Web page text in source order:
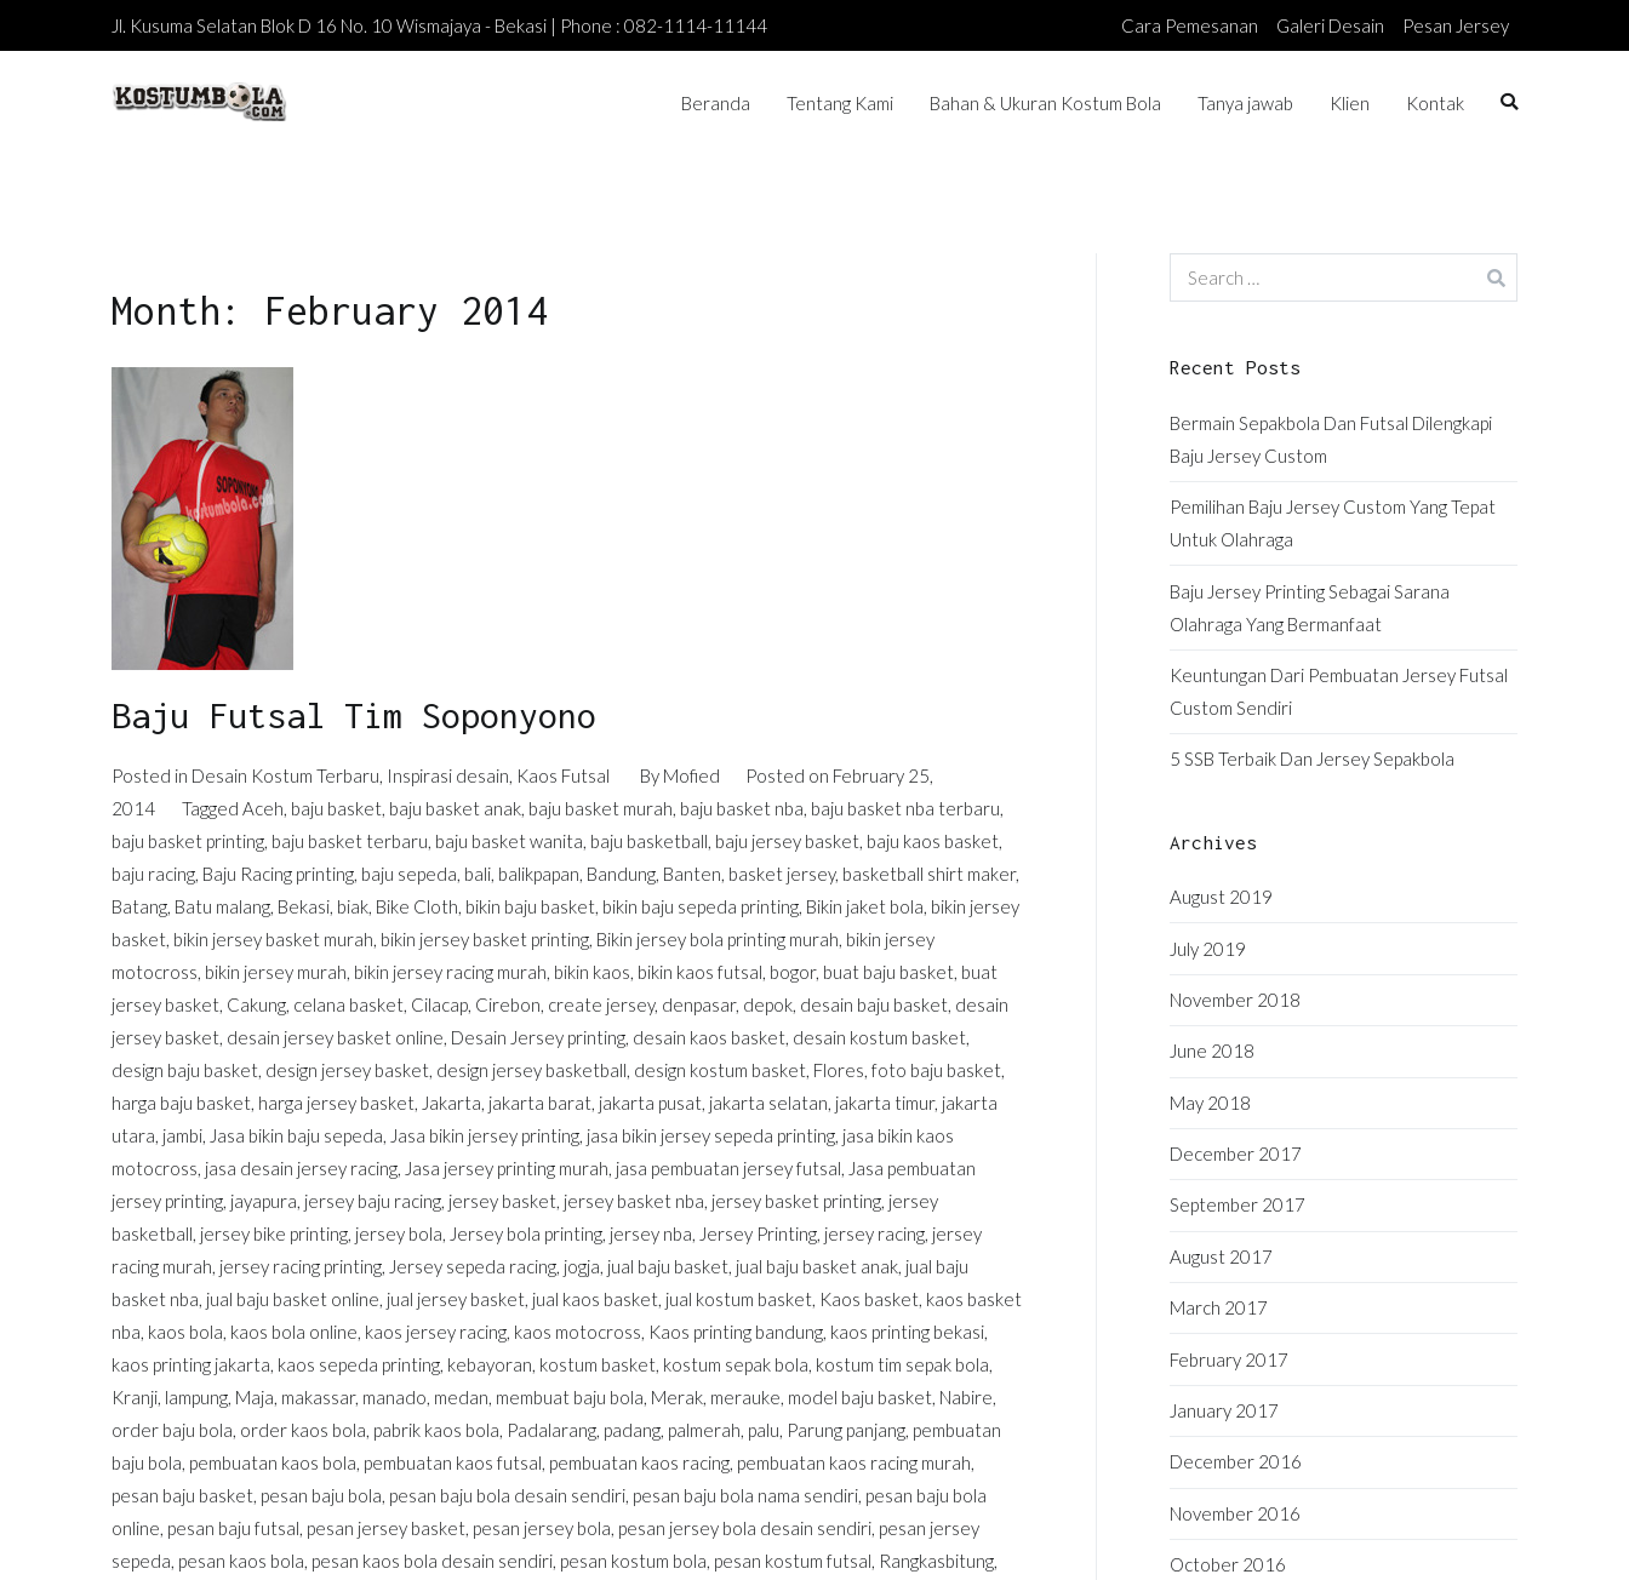
to
Jl. Kusuma Selatan Blok D 16 No. 10 Wismajaya - Bekasi | Phone : 082-1114-11144 Cara Pemesanan Galeri Desain Pesan Jersey
Beranda Tentang Kami Bahan & Ukuran Kostum Bola Tanya jawab Klien Kontak
Month: February 2014
Baju Futsal Tim Soponyono
Posted in Desain Kostum Terbaru, Inspirasi desain, Kaos Futsal By Mofied Posted on February 25,
2014
Tagged Aceh, baju basket, baju basket anak, baju basket murah, baju basket nba, baju basket nba terbaru,
baju basket printing, baju basket terbaru, baju basket wanita, baju basketball, baju jersey basket, baju kaos basket,
baju racing, Baju Racing printing, baju sepeda, bali, balikpapan, Bandung, Banten, basket jersey, basketball shirt maker,
Batang, Batu malang, Bekasi, biak, Bike Cloth, bikin baju basket, bikin baju sepeda printing, Bikin jaket bola, bikin jersey
basket, bikin jersey basket murah, bikin jersey basket printing, Bikin jersey bola printing murah, bikin jersey
motocross, bikin jersey murah, bikin jersey racing murah, bikin kaos, bikin kaos futsal, bogor, buat baju basket, buat
jersey basket, Cakung, celana basket, Cilacap, Cirebon, create jersey, denpasar, depok, desain baju basket, desain
jersey basket, desain jersey basket online, Desain Jersey printing, desain kaos basket, desain kostum basket,
design baju basket, design jersey basket, design jersey basketball, design kostum basket, Flores, foto baju basket,
harga baju basket, harga jersey basket, Jakarta, jakarta barat, jakarta pusat, jakarta selatan, jakarta timur, jakarta
utara, jambi, Jasa bikin baju sepeda, Jasa bikin jersey printing, jasa bikin jersey sepeda printing, jasa bikin kaos
motocross, jasa desain jersey racing, Jasa jersey printing murah, jasa pembuatan jersey futsal, Jasa pembuatan
jersey printing, jayapura, jersey baju racing, jersey basket, jersey basket nba, jersey basket printing, jersey
basketball, jersey bike printing, jersey bola, Jersey bola printing, jersey nba, Jersey Printing, jersey racing, jersey
racing murah, jersey racing printing, Jersey sepeda racing, jogja, jual baju basket, jual baju basket anak, jual baju
basket nba, jual baju basket online, jual jersey basket, jual kaos basket, jual kostum basket, Kaos basket, kaos basket
nba, kaos bola, kaos bola online, kaos jersey racing, kaos motocross, Kaos printing bandung, kaos printing bekasi,
kaos printing jakarta, kaos sepeda printing, kebayoran, kostum basket, kostum sepak bola, kostum tim sepak bola,
Kranji, lampung, Maja, makassar, manado, medan, membuat baju bola, Merak, merauke, model baju basket, Nabire,
order baju bola, order kaos bola, pabrik kaos bola, Padalarang, padang, palmerah, palu, Parung panjang, pembuatan
baju bola, pembuatan kaos bola, pembuatan kaos futsal, pembuatan kaos racing, pembuatan kaos racing murah,
pesan baju basket, pesan baju bola, pesan baju bola desain sendiri, pesan baju bola nama sendiri, pesan baju bola
online, pesan baju futsal, pesan jersey basket, pesan jersey bola, pesan jersey bola desain sendiri, pesan jersey
sepeda, pesan kaos bola, pesan kaos bola desain sendiri, pesan kostum bola, pesan kostum futsal, Rangkasbitung,
Search
for:
Recent Posts
Bermain Sepakbola Dan Futsal Dilengkapi
Baju Jersey Custom
Pemilihan Baju Jersey Custom Yang Tepat
Untuk Olahraga
Baju Jersey Printing Sebagai Sarana
Olahraga Yang Bermanfaat
Keuntungan Dari Pembuatan Jersey Futsal
Custom Sendiri
5 SSB Terbaik Dan Jersey Sepakbola
Archives
August 2019
July 2019
November 2018
June 2018
May 2018
December 2017
September 2017
August 2017
March 2017
February 2017
January 2017
December 2016
November 2016
October 2016